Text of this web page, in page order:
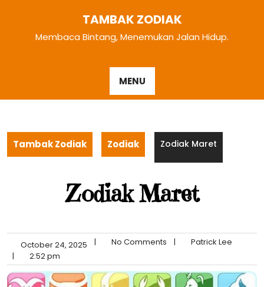
TAMBAK ZODIAK
Membaca Bintang, Menemukan Jalan Hidup.
MENU
Tambak Zodiak Zodiak Zodiak Maret
Zodiak Maret
October 24, 2025 | No Comments |
Patrick Lee
|
2:52 pm